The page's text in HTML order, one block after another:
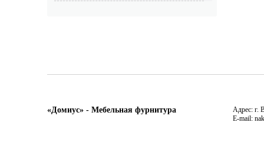
«Домиус» - Мебельная фурнитура
Адрес: г.
E-mail: